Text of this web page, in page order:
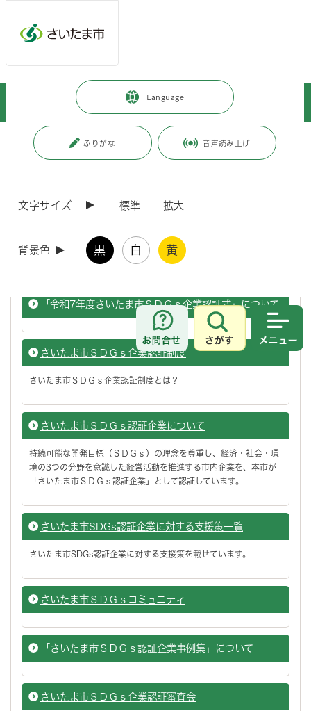
Language
ふりがな 音声読み上げ
文字サイズ 標準 拡大
背景色 黒 白 黄
お問合せ
さがす
事業者向けの情報 > 環境・産業・企業立地
ＳＤＧｓ企業認証制度
ページ番号：J005909
ＳＤＧｓ達成に向けた取組を推進する市内企業を認証し、支援していま
さいたま市ＳＤＧｓ認証企業ＰＲ動画
「令和7年度さいたま市ＳＤＧｓ企業認証式」について
さいたま市ＳＤＧｓ企業認証制度
さいたま市ＳＤＧｓ企業認証制度とは？
さいたま市ＳＤＧｓ認証企業について
持続可能な開発目標（ＳＤＧｓ）の理念を尊重し、経済・社会・環
境の3つの分野を意識した経営活動を推進する市内企業を、本市が
「さいたま市ＳＤＧｓ認証企業」として認証しています。
さいたま市SDGs認証企業に対する支援策一覧
さいたま市SDGs認証企業に対する支援策を載せています。
さいたま市ＳＤＧｓコミュニティ
「さいたま市ＳＤＧｓ認証企業事例集」について
さいたま市ＳＤＧｓ企業認証審査会